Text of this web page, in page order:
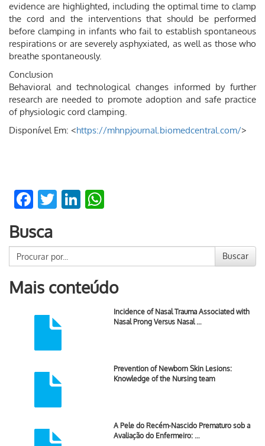
evidence are highlighted, including the optimal time to clamp
the cord and the interventions that should be performed
before clamping in infants who fail to establish spontaneous
respirations or are severely asphyxiated, as well as those who
breathe spontaneously.
Conclusion
Behavioral and technological changes informed by further
research are needed to promote adoption and safe practice
of physiologic cord clamping.
Disponível Em: <https://mhnpjournal.biomedcentral.com/>
Facebook
TwitterLinkedIn
Busca
Buscar
Mais conteúdo
Incidence of Nasal Trauma Associated with
Nasal Prong Versus Nasal …
Prevention of Newborn Skin Lesions:
Knowledge of the Nursing team
A Pele do Recém-Nascido Prematuro sob a
Avaliação do Enfermeiro: …